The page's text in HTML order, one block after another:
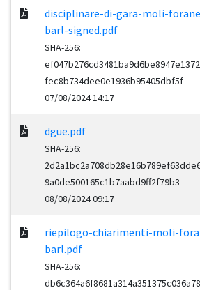
disciplinare-di-gara-moli-
barl-signed.pdf
SHA-256:
fec8b734dee0e1936b95405dbf5f
07/08/2024 14:17
dgue.pdf
SHA-256:
9a0de500165c1b7aabd9ff2f79b3
08/08/2024 09:17
riepilogo-chiarimenti-moli-
barl.pdf
SHA-256: